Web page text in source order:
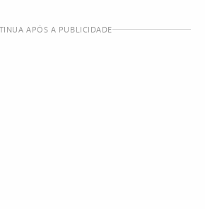
APÓS A PUBLICIDADE